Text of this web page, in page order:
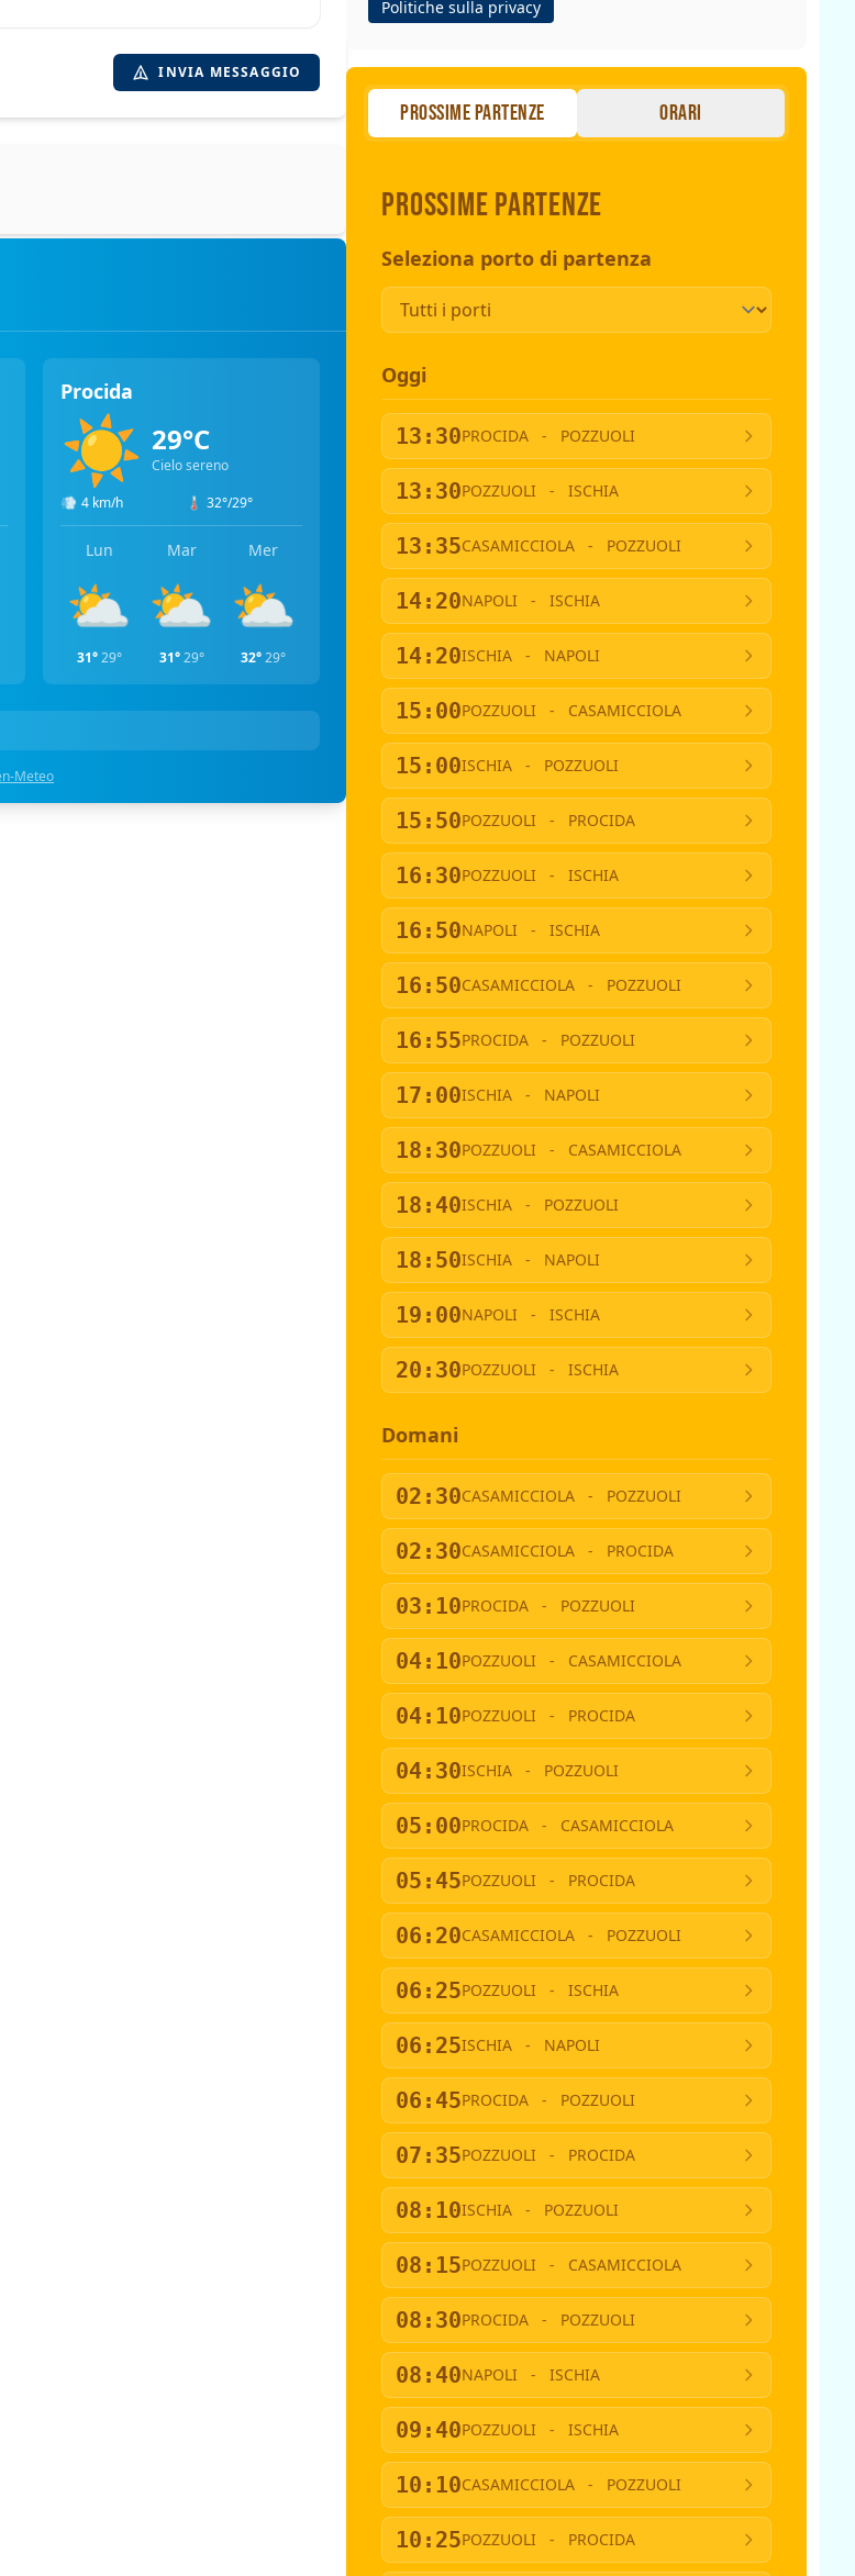
INVIA MESSAGGIO
Procida
☀️ 29°C
Cielo sereno
💨 4 km/h 🌡️ 32°/29°
Lun
⛅
31°29°
Mar
⛅
31° 29°
Mer
⛅
32° 29°
Meteo
Politiche sulla privacy
Prossime partenze Orari
Prossime partenze
Seleziona porto di partenza
Oggi
13:30PROCIDA - POZZUOLI
13:30POZZUOLI - ISCHIA
13:35CASAMICCIOLA - POZZUOLI
14:20NAPOLI - ISCHIA
14:20ISCHIA - NAPOLI
15:00POZZUOLI - CASAMICCIOLA
15:00ISCHIA - POZZUOLI
15:50POZZUOLI - PROCIDA
16:30POZZUOLI - ISCHIA
16:50NAPOLI - ISCHIA
16:50CASAMICCIOLA - POZZUOLI
16:55PROCIDA - POZZUOLI
17:00ISCHIA - NAPOLI
18:30POZZUOLI - CASAMICCIOLA
18:40ISCHIA - POZZUOLI
18:50ISCHIA - NAPOLI
19:00NAPOLI - ISCHIA
20:30POZZUOLI - ISCHIA
Domani
02:30CASAMICCIOLA - POZZUOLI
02:30CASAMICCIOLA - PROCIDA
03:10PROCIDA - POZZUOLI
04:10POZZUOLI - CASAMICCIOLA
04:10POZZUOLI - PROCIDA
04:30ISCHIA - POZZUOLI
05:00PROCIDA - CASAMICCIOLA
05:45POZZUOLI - PROCIDA
06:20CASAMICCIOLA - POZZUOLI
06:25POZZUOLI - ISCHIA
06:25ISCHIA - NAPOLI
06:45PROCIDA - POZZUOLI
07:35POZZUOLI - PROCIDA
08:10ISCHIA - POZZUOLI
08:15POZZUOLI - CASAMICCIOLA
08:30PROCIDA - POZZUOLI
08:40NAPOLI - ISCHIA
09:40POZZUOLI - ISCHIA
10:10CASAMICCIOLA - POZZUOLI
10:25POZZUOLI - PROCIDA